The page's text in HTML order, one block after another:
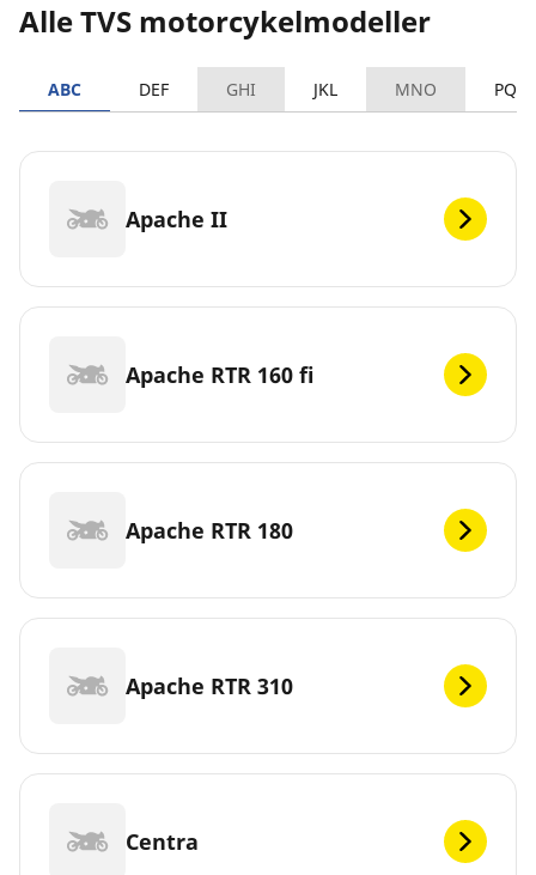
Alle TVS motorcykelmodeller
ABC DEF GHI JKL MNO PQRS
Apache II
Apache RTR 160 fi
Apache RTR 180
Apache RTR 310
Centra